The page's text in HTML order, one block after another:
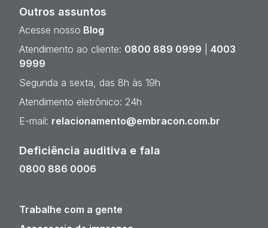
Outros assuntos
Acesse nosso Blog
Atendimento ao cliente: 0800 889 0999
4003
9999
Segunda a sexta, das 8h às 19h
Atendimento eletrônico: 24h
E-mail: relacionamento@embracon.com.br
Deficiência auditiva e fala
0800 886 0006
Trabalhe com a gente